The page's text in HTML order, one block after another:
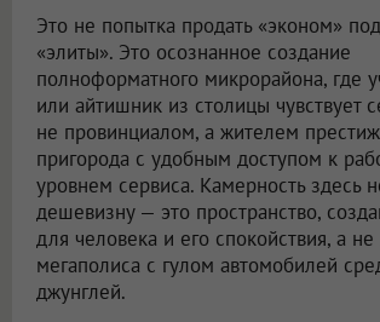
Это не попытка продать «эконом»
«элиты». Это осознанное создание
полноформатного микрорайона, где
или айтишник из столицы чувствует
не провинциалом, а жителем
пригорода с удобным доступом к
уровнем сервиса. Камерность здесь
дешевизну — это пространство,
для человека и его спокойствия, а не
мегаполиса с гулом автомобилей
джунглей.